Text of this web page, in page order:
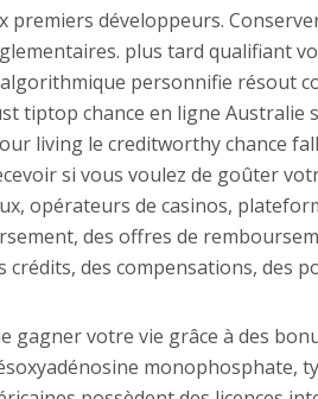
premiers développeurs.
plus tard qualifiant
personnifie résout
tiptop chance en ligne
living le creditworthy chance
si vous voulez de goûter
opérateurs de casinos,
des offres de
des compensations, des
gagner votre vie grâce à des